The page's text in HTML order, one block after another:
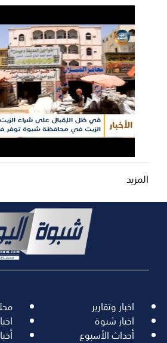
المزيد
اخبار وتقارير
اخبار شبوة
أحداث الأسبوع